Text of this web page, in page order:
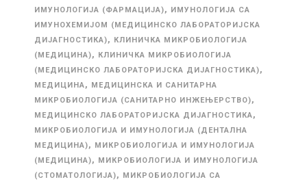
ИМУНОЛОГИЈА (ФАРМАЦИЈА), ИМУНОЛОГИЈА СА
ИМУНОХЕМИЈОМ (МЕДИЦИНСКО ЛАБОРАТОРИЈСКА
ДИЈАГНОСТИКА), КЛИНИЧКА МИКРОБИОЛОГИЈА
(МЕДИЦИНА), КЛИНИЧКА МИКРОБИОЛОГИЈА
(МЕДИЦИНСКО ЛАБОРАТОРИЈСКА ДИЈАГНОСТИКА),
МЕДИЦИНА, МЕДИЦИНСКА И САНИТАРНА
МИКРОБИОЛОГИЈА (САНИТАРНО ИНЖЕЊЕРСТВО),
МЕДИЦИНСКО ЛАБОРАТОРИЈСКА ДИЈАГНОСТИКА,
МИКРОБИОЛОГИЈА И ИМУНОЛОГИЈА (ДЕНТАЛНА
МЕДИЦИНА), МИКРОБИОЛОГИЈА И ИМУНОЛОГИЈА
(МЕДИЦИНА), МИКРОБИОЛОГИЈА И ИМУНОЛОГИЈА
(СТОМАТОЛОГИЈА), МИКРОБИОЛОГИЈА СА